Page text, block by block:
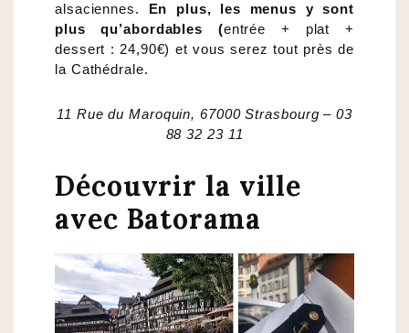
alsaciennes. En plus, les menus y sont
plus qu’abordables (entrée + plat +
dessert : 24,90€) et vous serez tout près de
la Cathédrale.
11 Rue du Maroquin, 67000 Strasbourg – 03
88 32 23 11
Découvrir la ville
avec Batorama